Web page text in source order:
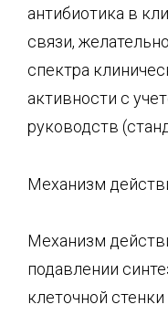
антибиотика в
связи,
спектра
активности с
руководств
Механизм
Механизм
подавлении
клеточной